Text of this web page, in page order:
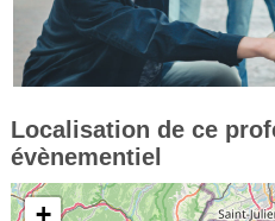
Localisation de ce
évènementiel
+